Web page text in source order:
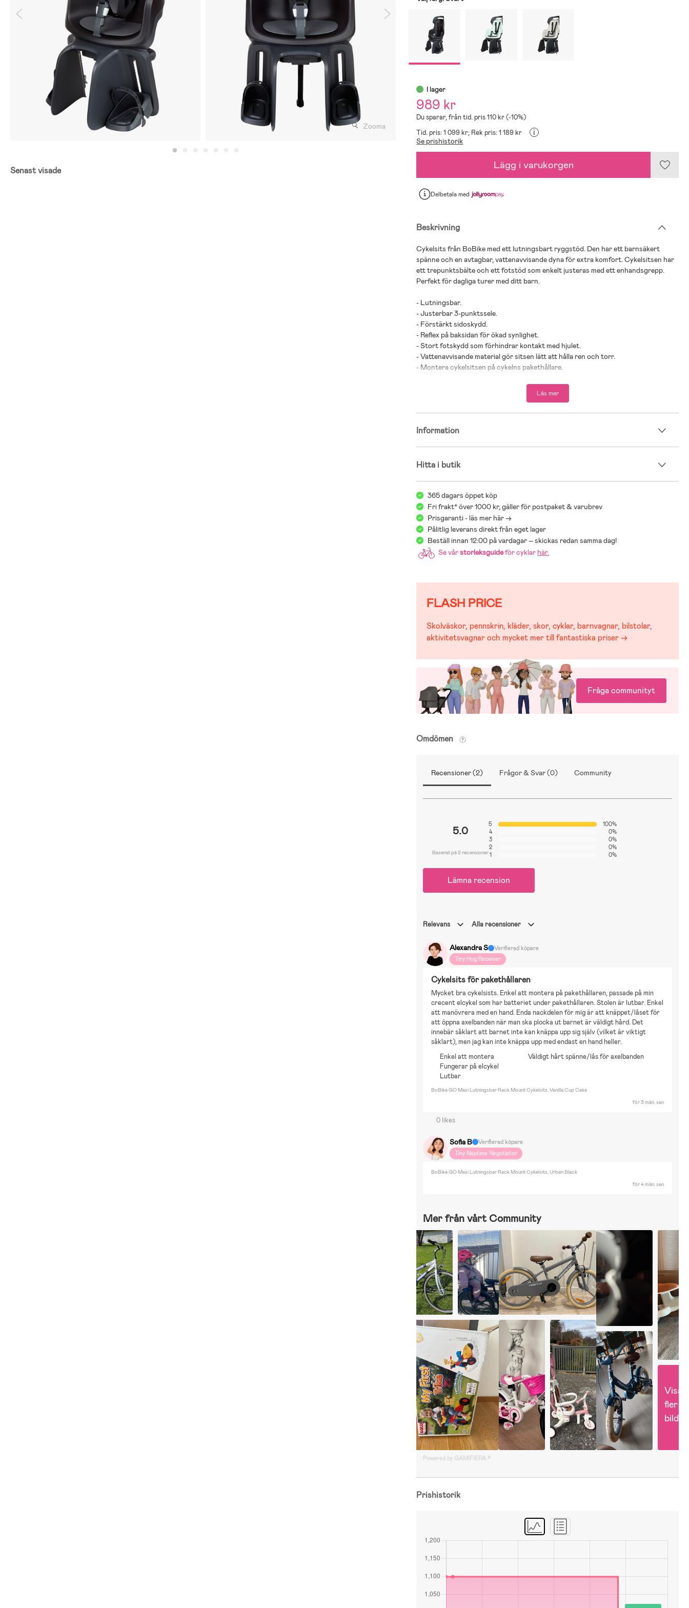
Zooma
Senast visade
I lager
989 kr
Du sparar, från tid. pris 110 kr (-10%)
Tid. pris: 1 099 kr; Rek pris: 1 189 kr i
Se prishistorik
Lägg i varukorgen
Delbetalamed
Beskrivning
Cykelsits från BoBike med ett lutningsbart ryggstöd. Den har ett barnsäkert
spänne och en avtagbar, vattenavvisande dyna för extra komfort. Cykelsitsen har
ett trepunktsbälte och ett fotstöd som enkelt justeras med ett enhandsgrepp.
Perfekt för dagliga turer med ditt barn.
- Lutningsbar.
- Justerbar 3-punktssele.
- Förstärkt sidoskydd.
- Reflex på baksidan för ökad synlighet.
- Stort fotskydd som förhindrar kontakt med hjulet.
- Vattenavvisande material gör sitsen lätt att hålla ren och torr.
- Montera cykelsitsen på cykelns pakethållare.
Läs mer
Information
Hitta i butik
365 dagars öppet köp
Fri frakt* över 1000 kr, gäller för postpaket & varubrev
Prisgaranti - läs mer här ->
Pålitlig leverans direkt från eget lager
Beställ innan 12:00 på vardagar – skickas redan samma dag!
Se vårstorleksguideför cyklar här.
FLASH PRICE
Skolväskor, pennskrin, kläder, skor, cyklar, barnvagnar, bilstolar,
aktivitetsvagnar och mycket mer till fantastiska priser →
Fråga communityt
Omdömen
Recensioner (2) Frågor & Svar (0) Community
5.0
Baserat på 2 recensioner
5
100%
4
0%
3
0%
2
0%
1
0%
Lämna recension
Relevans Alla recensioner
Alexandra S
Verifierad köpare
Tiny Hug Receiver
Cykelsits för pakethållaren
Mycket bra cykelsists. Enkel att montera på pakethållaren, passade på min
crecent elcykel som har batteriet under pakethållaren. Stolen är lutbar. Enkel
att manövrera med en hand. Enda nackdelen för mig är att knäppet/låset för
att öppna axelbanden när man ska plocka ut barnet är väldigt hård. Det
innebär såklart att barnet inte kan knäppa upp sig själv (vilket är viktigt
såklart), men jag kan inte knäppa upp med endast en hand heller.
Enkel att montera
Fungerar på elcykel
Lutbar
Väldigt hårt spänne/lås för axelbanden
BoBike GO Maxi Lutningsbar Rack Mount Cykelsits, Vanilla Cup Cake
för 3 mån. sen
0 likes
Sofia B
Verifierad köpare
Tiny Naptime Negotiator
BoBike GO Maxi Lutningsbar Rack Mount Cykelsits, Urban Black
för 4 mån. sen
Mer från vårt Community
Visa
fler
bilder
Powered by GAMIFIERA.®
Prishistorik